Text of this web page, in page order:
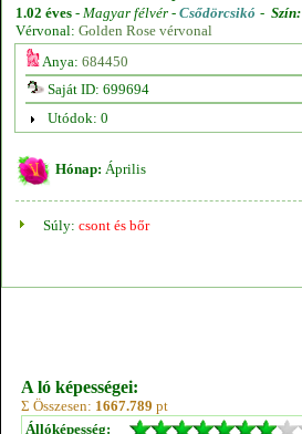
1.02 éves - Magyar félvér - Csődörcsikó - Szín:
Vérvonal: Golden Rose vérvonal
Anya: 684450
Saját ID: 699694
Utódok: 0
Hónap: Április
Súly: csont és bőr
A ló képességei:
Σ Összesen: 1667.789 pt
Állóképesség: